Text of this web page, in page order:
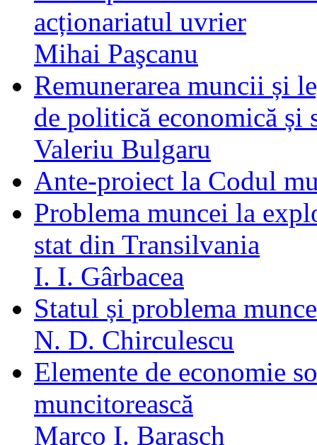
acționariatul uvrier
Mihai Paşcanu
Remunerarea muncii și
de politică economică și
Valeriu Bulgaru
Ante-proiect la Codul
Problema muncei la
stat din Transilvania
I. I. Gârbacea
Statul și problema
N. D. Chirculescu
Elemente de economie
muncitorească
Marco I. Barasch